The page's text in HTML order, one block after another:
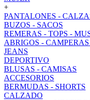
+
PANTALONES -
BUZOS - SACOS
REMERAS - TOPS -
ABRIGOS -
JEANS
DEPORTIVO
BLUSAS - CAMISAS
ACCESORIOS
BERMUDAS - SHORTS
CALZADO